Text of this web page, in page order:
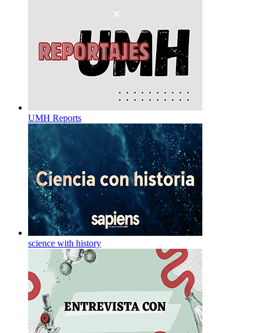
UMH Reports
science with history